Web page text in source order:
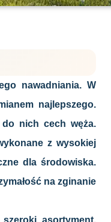
nawadniania. W
najlepszego.
nich cech węża.
z wysokiej
dla środowiska.
na zginanie